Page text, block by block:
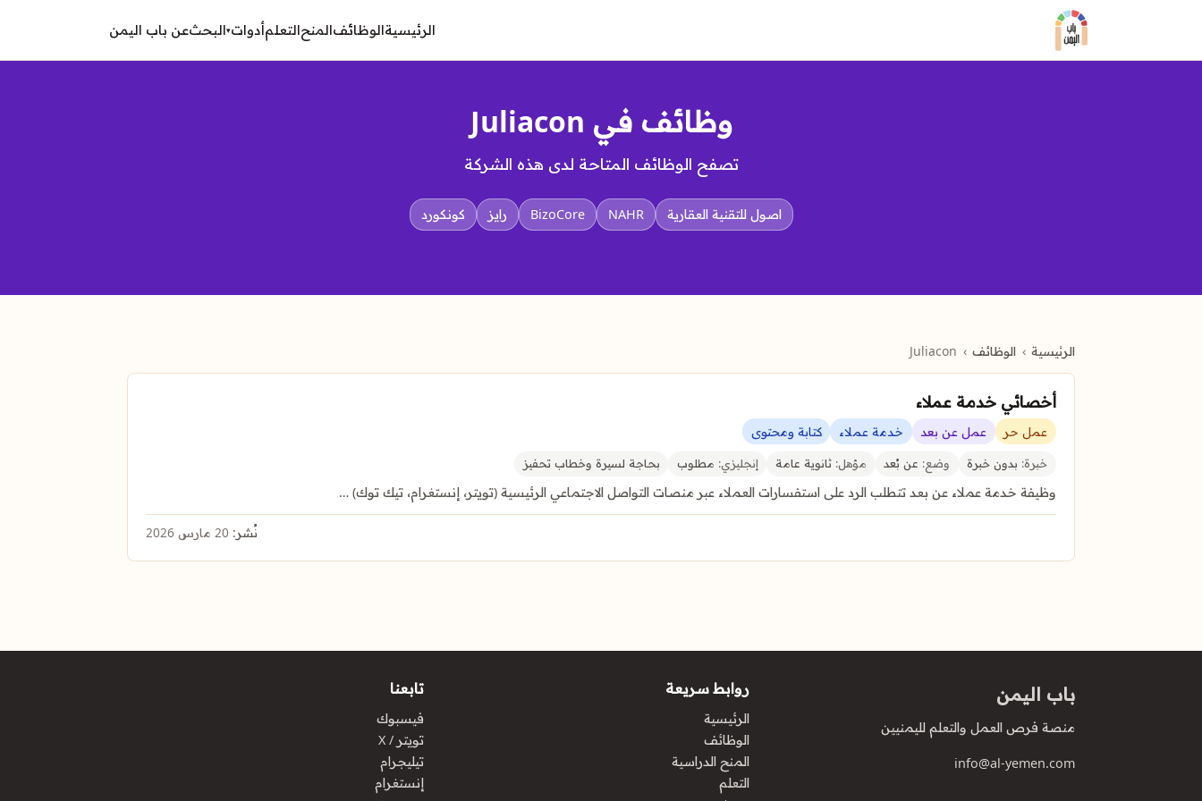
الرئيسيةالوظائفالمنحالتعلمأدوات▾البحثعن باب اليمن
وظائف في Juliacon
تصفح الوظائف المتاحة لدى هذه الشركة
اصول للتقنية العقارية NAHR
BizoCore رايز كونكورد
الرئيسية الوظائف Juliacon
أخصائي خدمة عملاء
عمل حر عمل عن بعد خدمة عملاء كتابة ومحتوى
خبرة: بدون خبرة وضع: عن بُعد مؤهل: ثانوية عامة إنجليزي: مطلوب بحاجة لسيرة وخطاب تحفيز
وظيفة خدمة عملاء عن بعد تتطلب الرد على استفسارات العملاء عبر منصات التواصل الاجتماعي الرئيسية (تويتر، إنستغرام، تيك توك) …
نُشر:
باب اليمن
منصة فرص العمل والتعلم لليمنيين
info@al-yemen.com
روابط سريعة
الرئيسية
الوظائف
المنح الدراسية
التعلم
تابعنا
فيسبوك
تويتر / X
تيليجرام
إنستغرام